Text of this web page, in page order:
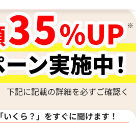
下記に記載の詳細を必ずご確認く
「いくら？」をすぐに聞けます！